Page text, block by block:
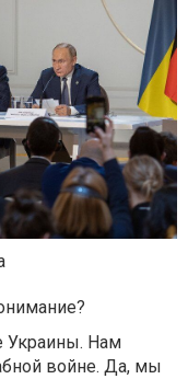
Украины. Нам
войне. Да, мы